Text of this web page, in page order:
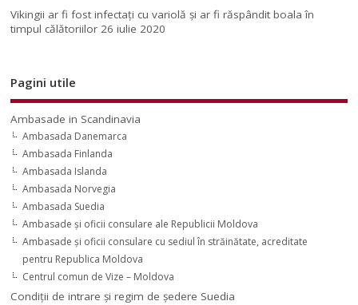
Vikingii ar fi fost infectaţi cu variolă şi ar fi răspândit boala în
timpul călătoriilor 26 iulie 2020
Pagini utile
Ambasade in Scandinavia
Ambasada Danemarca
Ambasada Finlanda
Ambasada Islanda
Ambasada Norvegia
Ambasada Suedia
Ambasade şi oficii consulare ale Republicii Moldova
Ambasade şi oficii consulare cu sediul în străinătate, acreditate
pentru Republica Moldova
Centrul comun de Vize – Moldova
Condiţii de intrare şi regim de şedere Suedia